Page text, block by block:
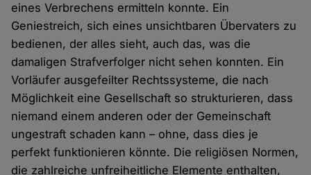
eines Verbrechens ermitteln konnte. Ein
Geniestreich, sich eines unsichtbaren Übervaters zu
bedienen, der alles sieht, auch das, was die
damaligen Strafverfolger nicht sehen konnten. Ein
Vorläufer ausgefeilter Rechtssysteme, die nach
Möglichkeit eine Gesellschaft so strukturieren, dass
niemand einem anderen oder der Gemeinschaft
ungestraft schaden kann – ohne, dass dies je
perfekt funktionieren könnte. Die religiösen Normen,
die zahlreiche unfreiheitliche Elemente enthalten,